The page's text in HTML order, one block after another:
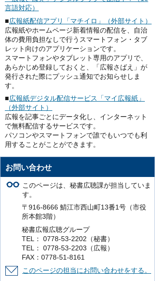
言語対応）
■広報紙配信アプリ「マチイロ」（外部サイト）
広報紙やホームページ新着情報の配信を、自治
体の費用負担なしで行うスマートフォン・タブ
レット向けのアプリケーションです。
スマートフォンやタブレット専用のアプリで、
あらかじめ登録しておくと、「広報さばえ」が
発行された際にプッシュ通知でお知らせしま
す。
■広報紙デジタル配信サービス「マイ広報紙」
（外部サイト）
広報を記事ごとにデータ化し、インターネット
で無料配信するサービスです。
パソコンやスマートフォンで誰でもいつでも利
用することがことができます。
お問い合わせ
このページは、秘書広聴課が担当していま
す。
〒916-8666 鯖江市西山町13番1号（市役
所本館3階）
秘書広報広聴グループ
TEL： 0778-53-2202（秘書）
TEL： 0778-53-2203（広報）
FAX：0778-51-8161
このページの担当にお問い合わせをする。